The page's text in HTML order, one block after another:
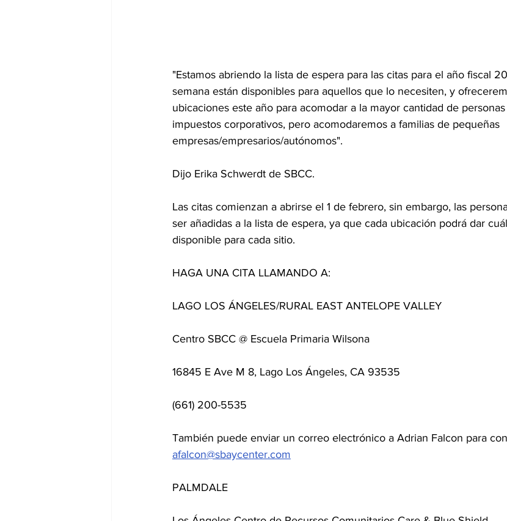
"Estamos abriendo la lista de espera para las citas para el año fiscal
semana están disponibles para aquellos que lo necesiten, y
ubicaciones este año para acomodar a la mayor cantidad de
impuestos corporativos, pero acomodaremos a familias de pequeñas
empresas/empresarios/autónomos".
Dijo Erika Schwerdt de SBCC.
Las citas comienzan a abrirse el 1 de febrero, sin embargo, las
ser añadidas a la lista de espera, ya que cada ubicación podrá dar
disponible para cada sitio.
HAGA UNA CITA LLAMANDO A:
LAGO LOS ÁNGELES/RURAL EAST ANTELOPE VALLEY
Centro SBCC @ Escuela Primaria Wilsona
16845 E Ave M 8, Lago Los Ángeles, CA 93535
(661) 200-5535
También puede enviar un correo electrónico a Adrian Falcon para
afalcon@sbaycenter.com
PALMDALE